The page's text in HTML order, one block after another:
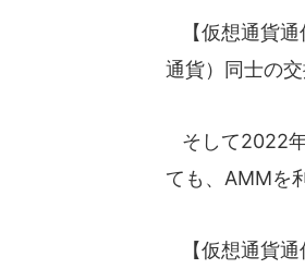
【仮想通貨通
通貨）同士の
そして2022
ても、AMMを
【仮想通貨通